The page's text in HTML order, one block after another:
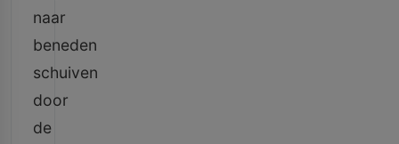
naar
beneden
schuiven
door
de